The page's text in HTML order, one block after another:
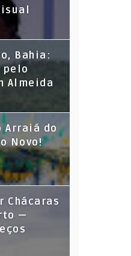
Bahia:
pelo
Almeida
Arraiá do
Novo!
Chácaras
—